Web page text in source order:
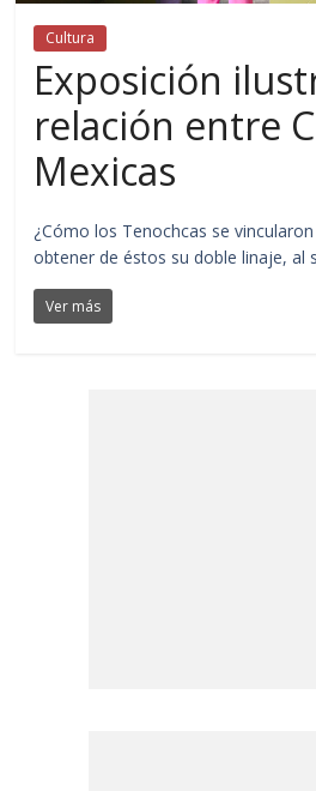
Cultura
Exposición
relación entre
Mexicas
¿Cómo los Tenochcas se
obtener de éstos su doble linaje, al
Ver más